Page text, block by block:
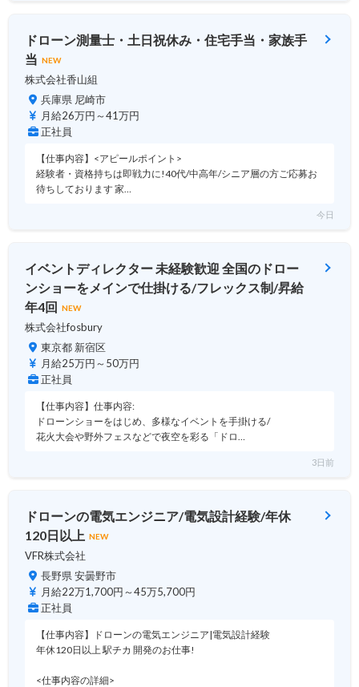
ドローン測量士・土日祝休み・住宅手当・家族手
当 NEW
株式会社香山組
兵庫県 尼崎市
月給26万円～41万円
正社員
【仕事内容】<アピールポイント>
経験者・資格持ちは即戦力に!40代/中高年/シニア層の方ご応募お
待ちしております 家…
今日
イベントディレクター 未経験歓迎 全国のドロー
ンショーをメインで仕掛ける/フレックス制/昇給
年4回 NEW
株式会社fosbury
東京都 新宿区
月給25万円～50万円
正社員
【仕事内容】仕事内容:
ドローンショーをはじめ、多様なイベントを手掛ける/
花火大会や野外フェスなどで夜空を彩る「ドロ…
3日前
ドローンの電気エンジニア/電気設計経験/年休
120日以上 NEW
VFR株式会社
長野県 安曇野市
月給22万1,700円～45万5,700円
正社員
【仕事内容】ドローンの電気エンジニア|電気設計経験
年休120日以上 駅チカ 開発のお仕事!
<仕事内容の詳細>